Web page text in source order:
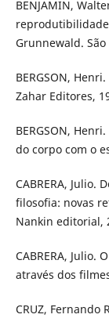
BENJAMIN,
reprodutibilidade
Grunnewald.
BERGSON,
Zahar Editores,
BERGSON,
do corpo com o
CABRERA, Julio.
filosofia: novas
Nankin editorial,
CABRERA, Julio.
através dos
CRUZ, Fernando